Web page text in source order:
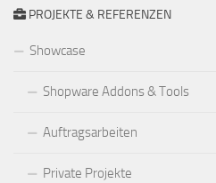
PROJEKTE & REFERENZEN
Showcase
Shopware Addons & Tools
Auftragsarbeiten
Private Projekte